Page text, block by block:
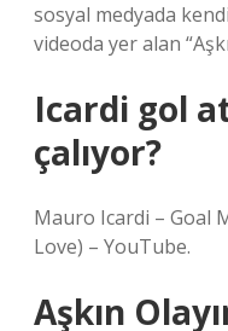
sosyal medyada
videoda yer alan
Icardi gol
çalıyor?
Mauro Icardi – Goal
Love) – YouTube.
Aşkın